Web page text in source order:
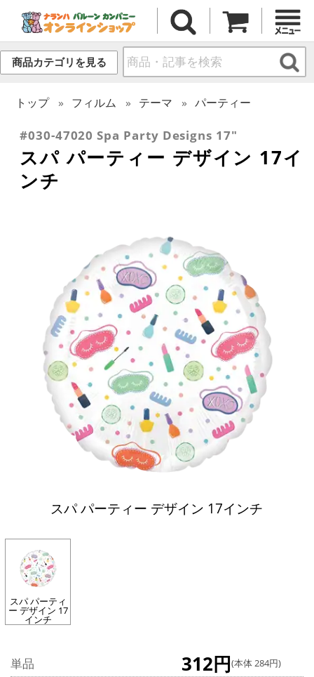
商品カテゴリを見る
トップ フィルム テーマ パーティー
#030-47020 Spa Party Designs 17"
スパ パーティー デザイン 17イ
ンチ
スパ パーティー デザイン 17インチ
スパ パーティ
ー デザイン 17
インチ
単品 312円(本体 284円)